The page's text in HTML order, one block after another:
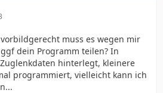
muss es wegen mir
dein Programm teilen? In
hinterlegt, kleinere
programmiert, vielleicht kann ich